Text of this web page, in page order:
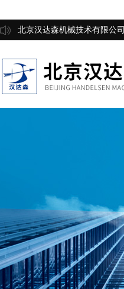
北京汉达森机械技术有限公司